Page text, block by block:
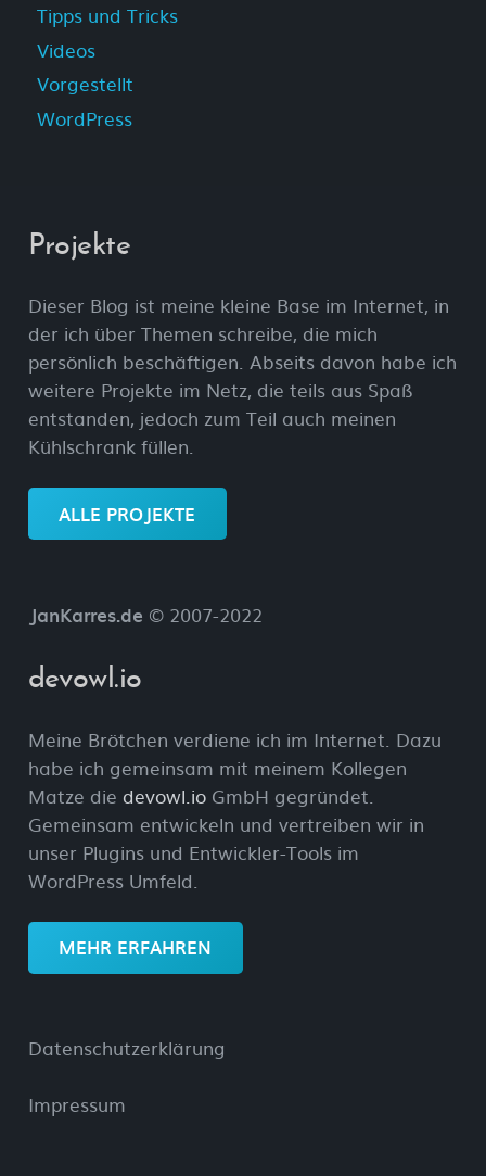
Tipps und Tricks
Videos
Vorgestellt
WordPress
Projekte
Dieser Blog ist meine kleine Base im Internet, in
der ich über Themen schreibe, die mich
persönlich beschäftigen. Abseits davon habe ich
weitere Projekte im Netz, die teils aus Spaß
entstanden, jedoch zum Teil auch meinen
Kühlschrank füllen.
ALLE PROJEKTE
JanKarres.de © 2007-2022
devowl.io
Meine Brötchen verdiene ich im Internet. Dazu
habe ich gemeinsam mit meinem Kollegen
Matze die devowl.ioGmbH gegründet.
Gemeinsam entwickeln und vertreiben wir in
unser Plugins und Entwickler-Tools im
WordPress Umfeld.
MEHR ERFAHREN
Datenschutzerklärung
Impressum